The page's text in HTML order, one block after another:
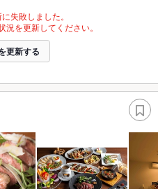
失敗しました。
を更新してください。
更新する